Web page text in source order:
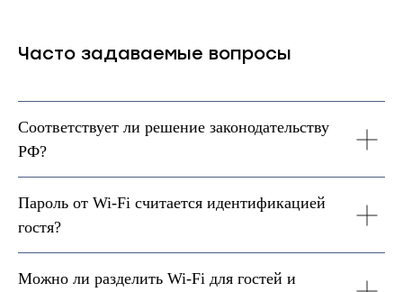
Часто задаваемые вопросы
Соответствует ли решение законодательству
РФ?
Пароль от Wi-Fi считается идентификацией
гостя?
Можно ли разделить Wi-Fi для гостей и